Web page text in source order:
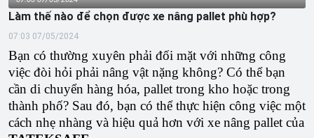
Làm thế nào để chọn được xe nâng pallet phù hợp?
07:03 07/05/2024
Bạn có thường xuyên phải đối mặt với những công
việc đòi hỏi phải nâng vật nặng không? Có thể bạn
cần di chuyển hàng hóa, pallet trong kho hoặc trong
thành phố? Sau đó, bạn có thể thực hiện công việc một
cách nhẹ nhàng và hiệu quả hơn với xe nâng pallet của